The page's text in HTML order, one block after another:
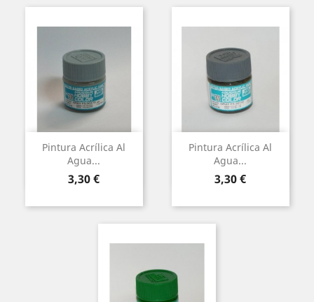
Pintura Acrílica Al
Agua...
Preu
3,30 €
Pintura Acrílica Al
Agua...
Preu
3,30 €